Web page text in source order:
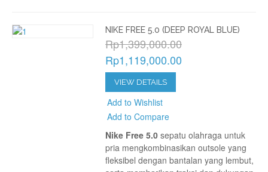
NIKE FREE 5.0 (DEEP ROYAL BLUE)
Rp1,399,000.00
Rp1,119,000.00
VIEW DETAILS
Add to Wishlist
Add to Compare
Nike Free 5.0 sepatu olahraga untuk
pria mengkombinasikan outsole yang
fleksibel dengan bantalan yang lembut,